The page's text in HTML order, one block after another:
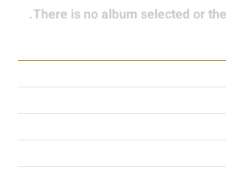
There is no album selected or